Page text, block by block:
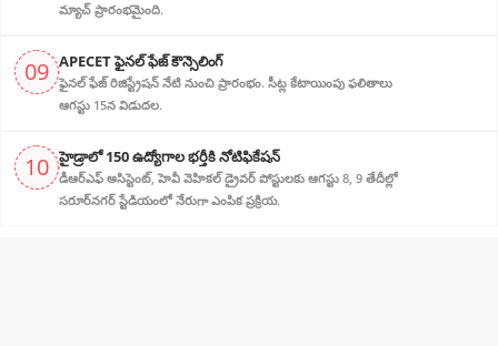
మ్యాచ్ ప్రారంభమైంది.
09 APECET ఫైనల్ ఫేజ్ కౌన్సెలింగ్
ఫైనల్ ఫేజ్ రిజిస్ట్రేషన్ నేటి నుంచి ప్రారంభం. సీట్ల కేటాయింపు ఫలితాలు
ఆగస్టు 15న విడుదల.
10 హైడ్రాలో 150 ఉద్యోగాల భర్తీకి నోటిఫికేషన్
డీఆర్‌ఎఫ్ అసిస్టెంట్, హెవీ వెహికల్ డ్రైవర్ పోస్టులకు ఆగస్టు 8, 9 తేదీల్లో
సరూర్‌నగర్ స్టేడియంలో నేరుగా ఎంపిక ప్రక్రియ.